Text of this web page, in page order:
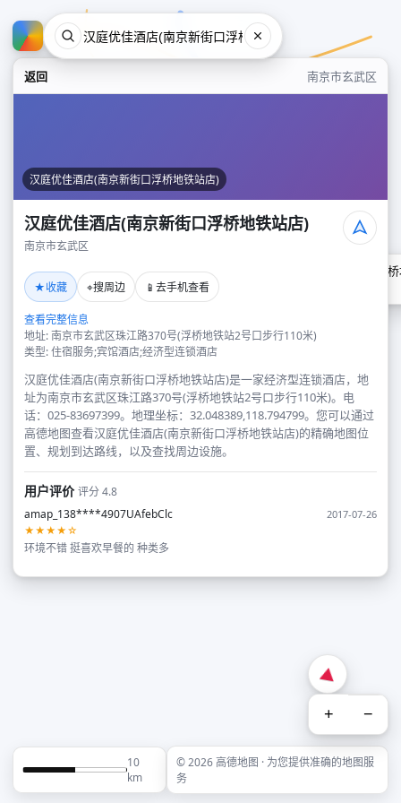
返回 南京市玄武区
汉庭优佳酒店(南京新街口浮桥地铁站店)
汉庭优佳酒店(南京新街口浮桥地铁站店)
南京市玄武区
★收藏 ⌖搜周边 📱 去手机查看
查看完整信息
地址: 南京市玄武区珠江路370号(浮桥地铁站2号口步行110米)
类型: 住宿服务;宾馆酒店;经济型连锁酒店
汉庭优佳酒店(南京新街口浮桥地铁站店)是一家经济型连锁酒店，地
址为南京市玄武区珠江路370号(浮桥地铁站2号口步行110米)。电
话：025-83697399。地理坐标：32.048389,118.794799。您可以通过
高德地图查看汉庭优佳酒店(南京新街口浮桥地铁站店)的精确地图位
置、规划到达路线，以及查找周边设施。
用户评价评分 4.8
amap_138****4907UAfebClc
2017-07-26
★★★★☆
环境不错 挺喜欢早餐的 种类多
汉庭优佳酒店(南京新街口浮
+ −
10
km
© 2026 高德地图 · 为您提供准确的地图服
务